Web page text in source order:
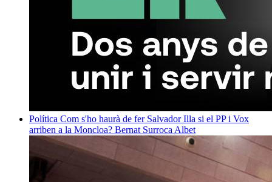
Política Com s'ho haurà de fer Salvador Illa si el PP i Vox
arriben a la Moncloa? Bernat Surroca Albet